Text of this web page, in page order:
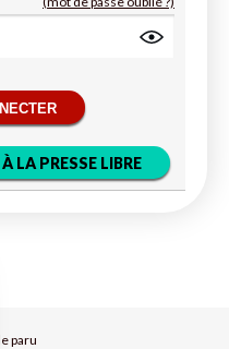
paru
LA PRESSE LIBRE